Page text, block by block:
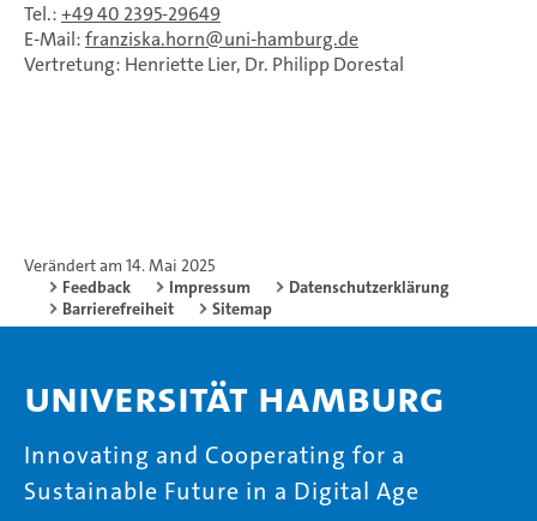
Tel.:+49 40 2395-29649
E-Mail:franziska.horn
uni-hamburg.de
Vertretung: Henriette Lier, Dr. Philipp Dorestal
Verändert am 14. Mai 2025
Feedback
Impressum
Datenschutzerklärung
Barrierefreiheit
Sitemap
Universität Hamburg
Innovating and Cooperating for a
Sustainable Future in a Digital Age